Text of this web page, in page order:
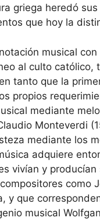
griega heredó
que hoy la
musical
al culto
tanto que la
propios
mediante
Monteverdi
mediante los
adquiere
vivían y
como
que
musical